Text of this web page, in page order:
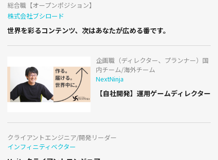
総合職【オープンポジション】
株式会社ブシロード
世界を彩るコンテンツ、次はあなたが広める番です。
企画職（ディレクター、プランナー）国
内チーム/海外チーム
NextNinja
【自社開発】運用ゲームディレクター
クライアントエンジニア/開発リーダー
インフィニティベクター